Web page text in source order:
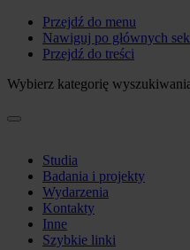
Przejdź do menu
Nawiguj po głównych
Przejdź do treści
Wybierz kategorię
Studia
Badania i projekty
Wydarzenia
Kontakty
Inne
Szybkie linki